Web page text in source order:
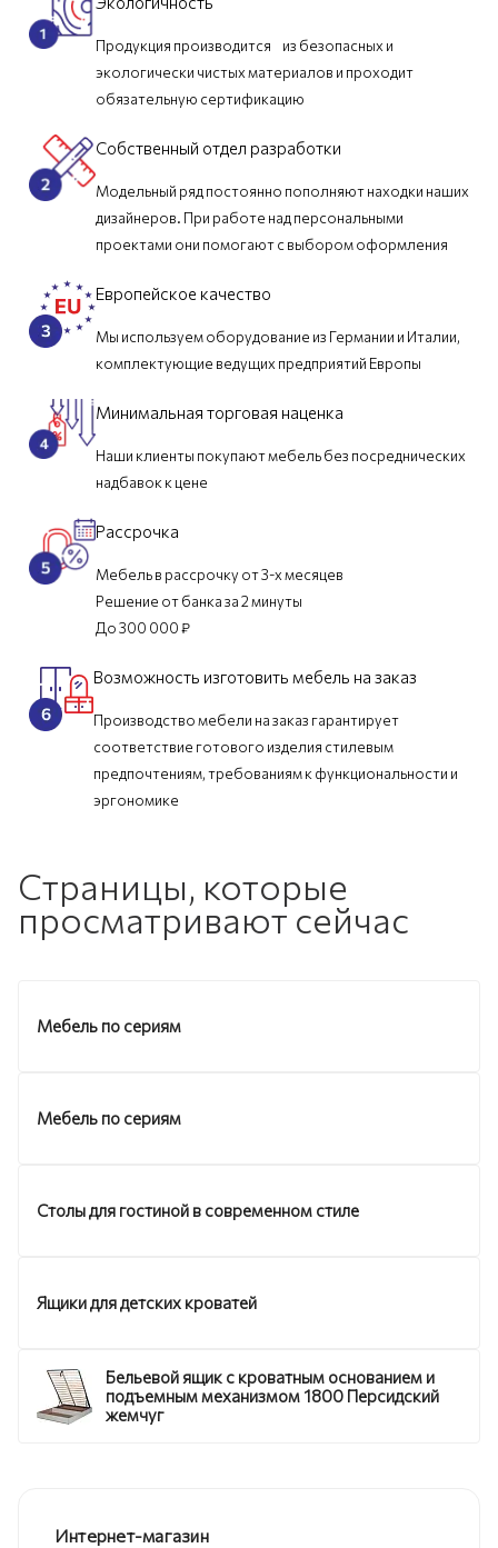
Продукция производится из безопасных и
экологически чистых материалов и проходит
обязательную сертификацию
Собственный отдел разработки
Модельный ряд постоянно пополняют находки наших
дизайнеров. При работе над персональными
проектами они помогают с выбором оформления
Европейское качество
Мы используем оборудование из Германии и Италии,
комплектующие ведущих предприятий Европы
Минимальная торговая наценка
Наши клиенты покупают мебель без посреднических
надбавок к цене
Рассрочка
Мебель в рассрочку от 3-х месяцев
Решение от банка за 2 минуты
До 300 000 ₽
Возможность изготовить мебель на заказ
Производство мебели на заказ гарантирует
соответствие готового изделия стилевым
предпочтениям, требованиям к функциональности и
эргономике
Страницы, которые
просматривают сейчас
Мебель по сериям
Мебель по сериям
Столы для гостиной в современном стиле
Ящики для детских кроватей
Бельевой ящик с кроватным основанием и
подъемным механизмом 1800 Персидский
жемчуг
Интернет-магазин